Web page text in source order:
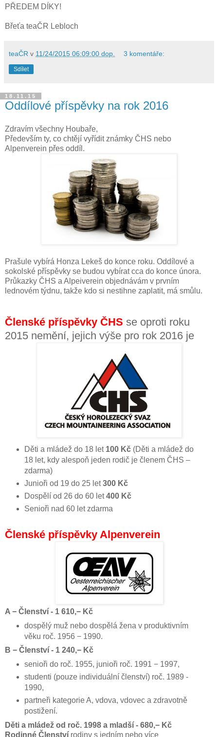
PŘEDEM DÍKY!
Břeťa teaČR Lebloch​
teaČR v 11/24/2015 06:09:00 dop. 3 komentáře:
Sdílet
18.11.15
Oddílové příspěvky na rok 2016
Zdravím všechny Houbaře,
Především ty, co chtějí vyřídit známky ČHS nebo
Alpenverein přes oddíl.
Prašule vybírá Honza Lekeš do konce roku. Oddílové a
sokolské příspěvky se budou vybírat cca do konce února.
Průkazky ČHS a Alpeiverein objednávám v prvním
lednovém týdnu, takže kdo si nestihne zaplatit, má smůlu.
Členské příspěvky ČHS se oproti roku
2015 nemění, jejich výše pro rok 2016 je
Děti a mládež do 18 let 100 Kč(Děti a mládež do
18 let, kdy alespoň jeden rodič je členem ČHS –
zdarma)
Junioři od 19 do 25 let300 Kč
Dospělí od 26 do 60 let400 Kč
Senioři nad 60 let zdarma
Členské příspěvky Alpenverein
A − Členství - 1 610,− Kč
dospělý muž nebo dospělá žena v produktivním
věku roč. 1956 − 1990.
B − Členství - 1 240,− Kč
senioři do roč. 1955, junioři roč. 1991 − 1997,
studenti (pouze individuální členství) roč. 1989 -
1990,
partneři kategorie A, vdova, vdovec a zdravotně
postižení.
Děti a mládež od roč. 1998 a mladší - 680,− Kč
Rodinné Členství rodiny s jedním nebo více